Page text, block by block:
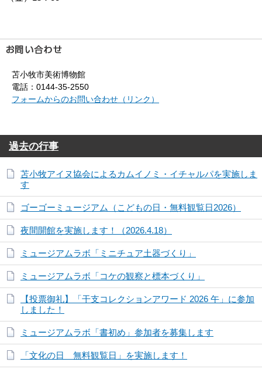
苫小牧市美術博物館
電話：0144-35-2550
フォームからのお問い合わせ（リンク）
過去の行事
苫小牧アイヌ協会によるカムイノミ・イチャルパを実施しま
す
ゴーゴーミュージアム（こどもの日・無料観覧日2026）
夜間開館を実施します！（2026.4.18）
ミュージアムラボ「ミニチュア土器づくり」
ミュージアムラボ「コケの観察と標本づくり」
【投票御礼】「干支コレクションアワード 2026 午」に参加
しました！
ミュージアムラボ「書初め」参加者を募集します
「文化の日 無料観覧日」を実施します！